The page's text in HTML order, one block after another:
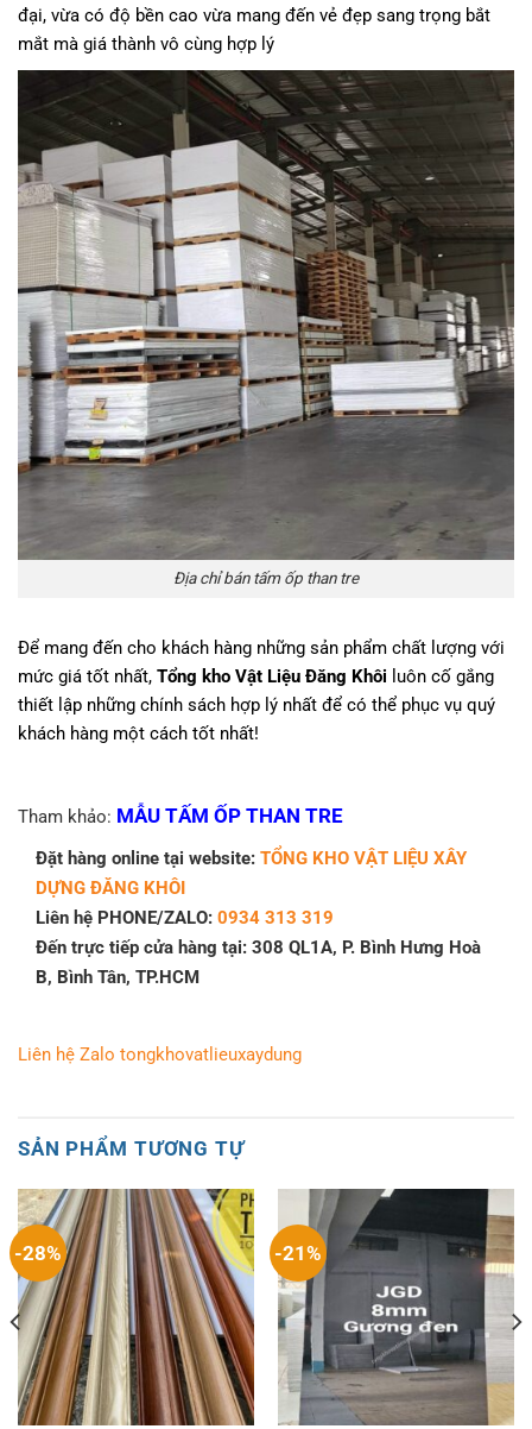
đại, vừa có độ bền cao vừa mang đến vẻ đẹp sang trọng bắt
mắt mà giá thành vô cùng hợp lý
Địa chỉ bán tấm ốp than tre
Để mang đến cho khách hàng những sản phẩm chất lượng với
mức giá tốt nhất, Tổng kho Vật Liệu Đăng Khôi luôn cố gắng
thiết lập những chính sách hợp lý nhất để có thể phục vụ quý
khách hàng một cách tốt nhất!
Tham khảo: MẪU TẤM ỐP THAN TRE
Đặt hàng online tại website: TỔNG KHO VẬT LIỆU XÂY
DỰNG ĐĂNG KHÔI
Liên hệ PHONE/ZALO: 0934 313 319
Đến trực tiếp cửa hàng tại: 308 QL1A, P. Bình Hưng Hoà
B, Bình Tân, TP.HCM
Liên hệ Zalo tongkhovatlieuxaydung
SẢN PHẨM TƯƠNG TỰ
-28% -21%